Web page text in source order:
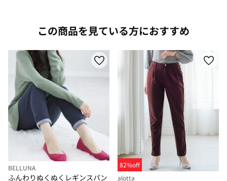
この商品を見ている方におすすめ
BELLUNA
ふんわりぬくぬくレギンスパン
82%off
alotta